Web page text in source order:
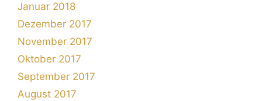
Januar 2018
Dezember 2017
November 2017
Oktober 2017
September 2017
August 2017